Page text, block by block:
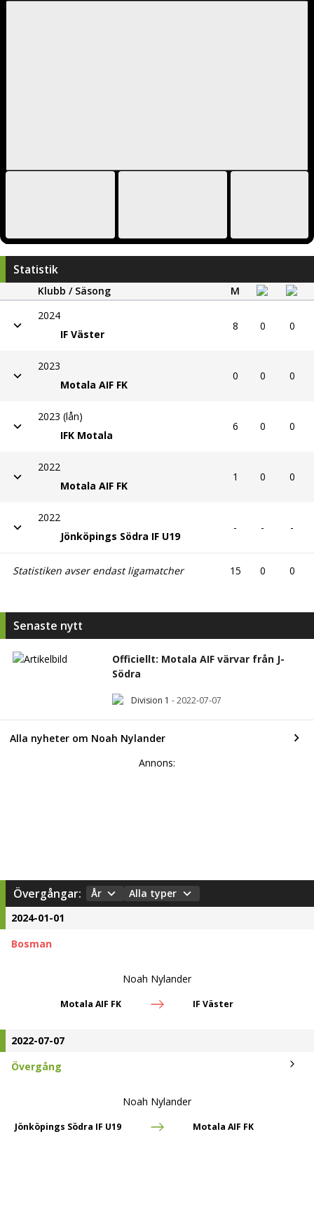
Statistik
Klubb / Säsong
M
2024
IF Väster
8 0 0
2023
Motala AIF FK
0 0 0
2023 (lån)
IFK Motala
6 0 0
2022
Motala AIF FK
1 0 0
2022
Jönköpings Södra IF U19
- - -
Statistiken avser endast ligamatcher 15 0 0
Senaste nytt
Officiellt: Motala AIF värvar från J-
Södra
Division 1 -2022-07-07
Alla nyheter om Noah Nylander
Annons:
Övergångar: År
Alla typer
2024-01-01
Bosman
Noah Nylander
Motala AIF FK IF Väster
2022-07-07
Övergång
Noah Nylander
Jönköpings Södra IF U19 Motala AIF FK